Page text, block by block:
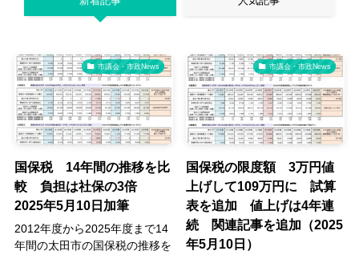
市議会・市政News
国保税 14年間の推移を比
較 負担は社保の3倍
2025年5月10日加筆
2012年度から2025年度まで14
年間の太田市の国保税の推移を
市議会・市政News
国保税の限度額 3万円値
上げして109万円に 試算
表を追加 値上げは4年連
続 関連記事を追加（2025
年5月10日）